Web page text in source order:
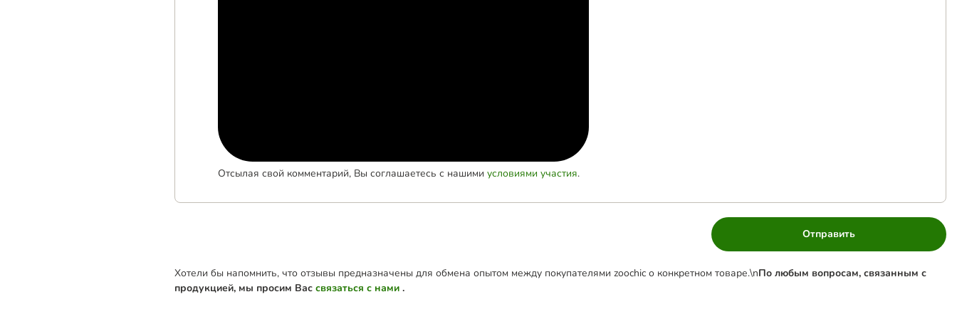
Отсылая свой комментарий, Вы соглашаетесь с нашими условиями участия.
Отправить
Хотели бы напомнить, что отзывы предназначены для обмена опытом между покупателями zoochic о конкретном товаре.\nПо любым вопросам, связанным с
продукцией, мы просим Вас связаться с нами .